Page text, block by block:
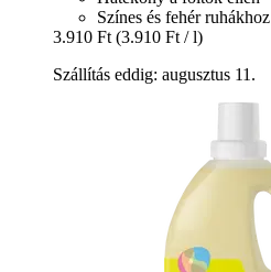
Színes és fehér ruhákhoz
3.910 Ft (3.910 Ft / l)
Szállítás eddig: augusztus 11.